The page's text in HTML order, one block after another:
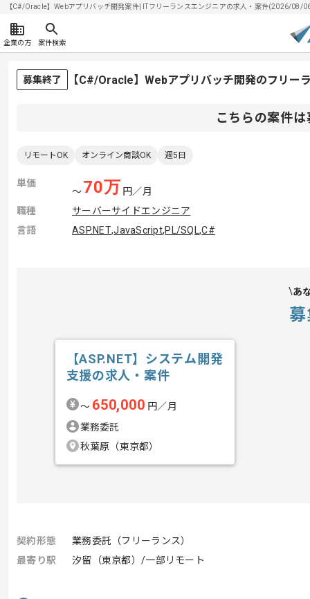
【C#/Oracle】Webアプリバッチ開発案件| ITフリーランスエンジニアの求人・案件(2026/08/
企業の方 案件検索
募集終了 【C#/Oracle】Webアプリバッチ開発のフリー
こちらの案件
リモートOK オンライン商談OK 週5日
単価
〜70万 円／月
職種
サーバーサイドエンジニア
言語
ASP.NET,JavaScript,PL/SQL,C#
あ
【ASP.NET】システム開発
支援の求人・案件
〜 650,000 円／月
業務委託
秋葉原（東京都）
契約形態
業務委託（フリーランス）
最寄り駅
汐留（東京都）/一部リモート